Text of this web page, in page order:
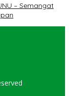
– Semangat